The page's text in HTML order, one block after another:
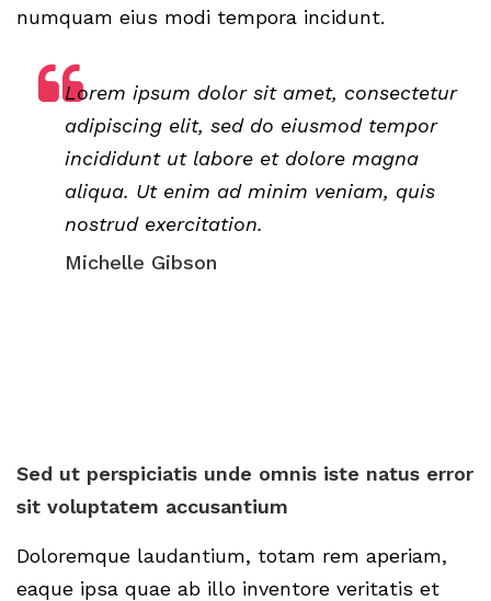
numquam eius modi tempora incidunt.
Lorem ipsum dolor sit amet, consectetur
adipiscing elit, sed do eiusmod tempor
incididunt ut labore et dolore magna
aliqua. Ut enim ad minim veniam, quis
nostrud exercitation.
Michelle Gibson
Sed ut perspiciatis unde omnis iste natus error
sit voluptatem accusantium
Doloremque laudantium, totam rem aperiam,
eaque ipsa quae ab illo inventore veritatis et